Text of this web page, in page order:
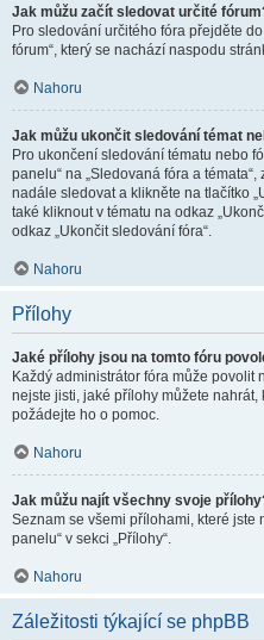
Jak můžu začít sledovat určité
Pro sledování určitého fóra přejděte
fórum“, který se nachází naspodu
Nahoru
Jak můžu ukončit sledování témat
Pro ukončení sledování tématu nebo
panelu“ na „Sledovaná fóra a
nadále sledovat a klikněte na tlačítko
také kliknout v tématu na odkaz
odkaz „Ukončit sledování fóra“.
Nahoru
Přílohy
Jaké přílohy jsou na tomto fóru
Každý administrátor fóra může povolit
nejste jisti, jaké přílohy můžete
požádejte ho o pomoc.
Nahoru
Jak můžu najít všechny svoje
Seznam se všemi přílohami, které jste
panelu“ v sekci „Přílohy“.
Nahoru
Záležitosti týkající se phpBB